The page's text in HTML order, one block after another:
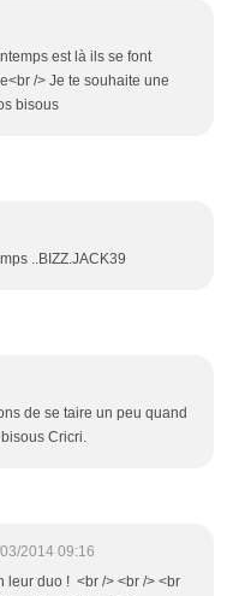
est là ils se font
/> Je te souhaite une
bisous
..BIZZ.JACK39
de se taire un peu quand
Cricri.
2014 09:16
leur duo ! <br /> <br /> <br